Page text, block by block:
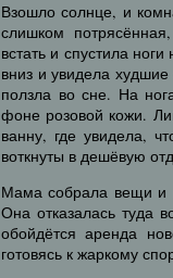
Взошло солнце, и
слишком
встать и спустила
вниз и увидела
ползла во сне. На
фоне розовой кожи.
ванну, где увидела,
воткнуты в дешёвую
Мама собрала вещи и
Она отказалась туда
обойдётся аренда
готовясь к жаркому